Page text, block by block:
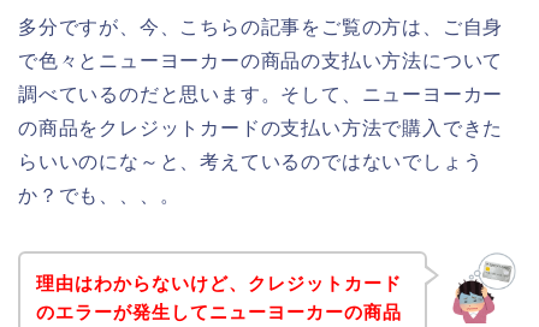
多分ですが、今、こちらの記事をご覧の方は、ご自身
で色々とニューヨーカーの商品の支払い方法について
調べているのだと思います。そして、ニューヨーカー
の商品をクレジットカードの支払い方法で購入できた
らいいのにな～と、考えているのではないでしょう
か？でも、、、。
理由はわからないけど、クレジットカード
のエラーが発生してニューヨーカーの商品